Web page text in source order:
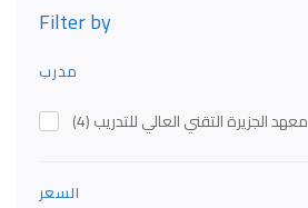
Filter by
مدرب
معهد الجزيرة التقني العالي للتدريب(4)
السعر